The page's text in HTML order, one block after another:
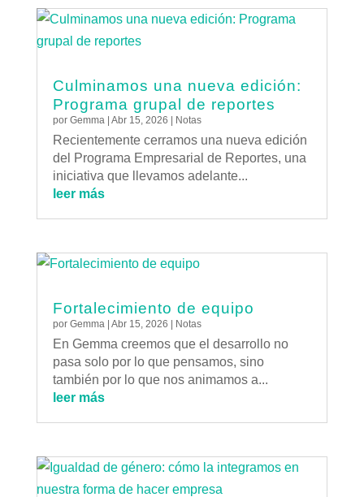
Culminamos una nueva edición:
Programa grupal de reportes
por Gemma| Abr 15, 2026 | Notas
Recientemente cerramos una nueva edición
del Programa Empresarial de Reportes, una
iniciativa que llevamos adelante...
leer más
Fortalecimiento de equipo
por Gemma| Abr 15, 2026 Notas
En Gemma creemos que el desarrollo no
pasa solo por lo que pensamos, sino
también por lo que nos animamos a...
leer más